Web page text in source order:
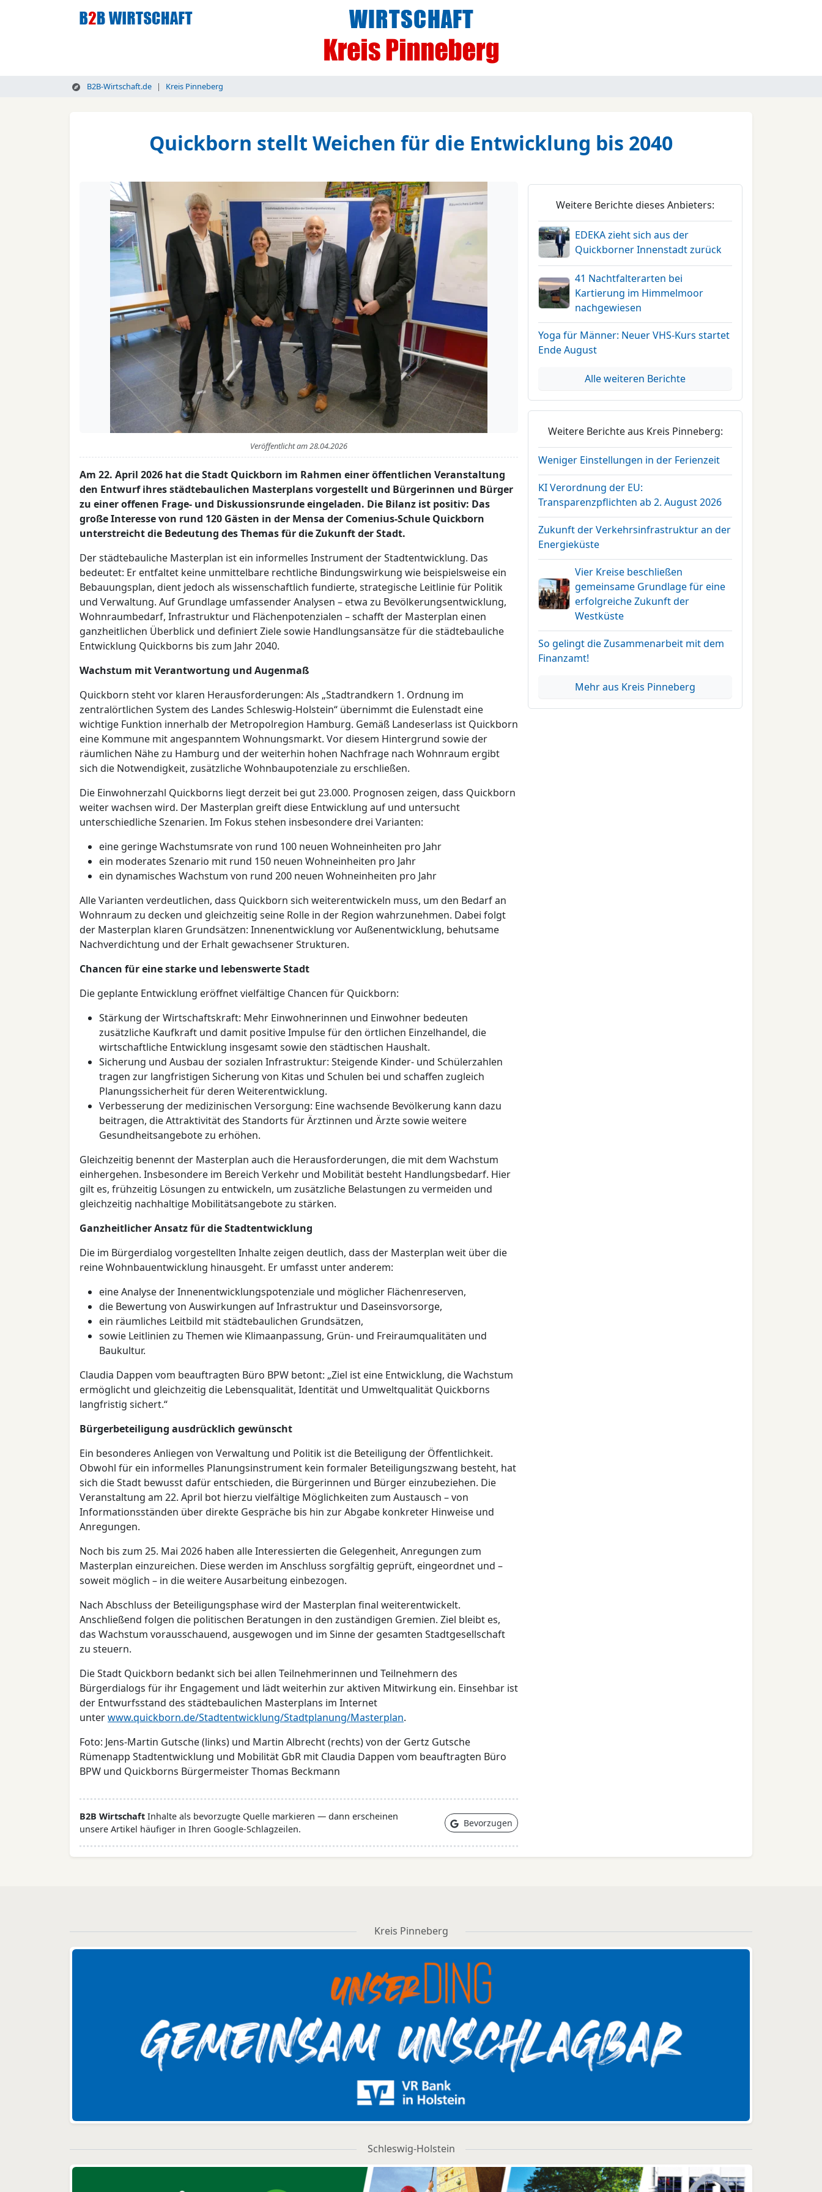
B2B-Wirtschaft.de Kreis Pinneberg
Quickborn stellt Weichen für die Entwicklung bis 2040
Veröffentlicht am28.04.2026
Am 22. April 2026 hat die Stadt Quickborn im Rahmen einer öffentlichen Veranstaltung
den Entwurf ihres städtebaulichen Masterplans vorgestellt und Bürgerinnen und Bürger
zu einer offenen Frage- und Diskussionsrunde eingeladen. Die Bilanz ist positiv: Das
große Interesse von rund 120 Gästen in der Mensa der Comenius-Schule Quickborn
unterstreicht die Bedeutung des Themas für die Zukunft der Stadt.
Der städtebauliche Masterplan ist ein informelles Instrument der Stadtentwicklung. Das
bedeutet: Er entfaltet keine unmittelbare rechtliche Bindungswirkung wie beispielsweise ein
Bebauungsplan, dient jedoch als wissenschaftlich fundierte, strategische Leitlinie für Politik
und Verwaltung. Auf Grundlage umfassender Analysen – etwa zu Bevölkerungsentwicklung,
Wohnraumbedarf, Infrastruktur und Flächenpotenzialen – schafft der Masterplan einen
ganzheitlichen Überblick und definiert Ziele sowie Handlungsansätze für die städtebauliche
Entwicklung Quickborns bis zum Jahr 2040.
Wachstum mit Verantwortung und Augenmaß
Quickborn steht vor klaren Herausforderungen: Als „Stadtrandkern 1. Ordnung im
zentralörtlichen System des Landes Schleswig-Holstein“ übernimmt die Eulenstadt eine
wichtige Funktion innerhalb der Metropolregion Hamburg. Gemäß Landeserlass ist Quickborn
eine Kommune mit angespanntem Wohnungsmarkt. Vor diesem Hintergrund sowie der
räumlichen Nähe zu Hamburg und der weiterhin hohen Nachfrage nach Wohnraum ergibt
sich die Notwendigkeit, zusätzliche Wohnbaupotenziale zu erschließen.
Die Einwohnerzahl Quickborns liegt derzeit bei gut 23.000. Prognosen zeigen, dass Quickborn
weiter wachsen wird. Der Masterplan greift diese Entwicklung auf und untersucht
unterschiedliche Szenarien. Im Fokus stehen insbesondere drei Varianten:
eine geringe Wachstumsrate von rund 100 neuen Wohneinheiten pro Jahr
ein moderates Szenario mit rund 150 neuen Wohneinheiten pro Jahr
ein dynamisches Wachstum von rund 200 neuen Wohneinheiten pro Jahr
Alle Varianten verdeutlichen, dass Quickborn sich weiterentwickeln muss, um den Bedarf an
Wohnraum zu decken und gleichzeitig seine Rolle in der Region wahrzunehmen. Dabei folgt
der Masterplan klaren Grundsätzen: Innenentwicklung vor Außenentwicklung, behutsame
Nachverdichtung und der Erhalt gewachsener Strukturen.
Chancen für eine starke und lebenswerte Stadt
Die geplante Entwicklung eröffnet vielfältige Chancen für Quickborn:
Stärkung der Wirtschaftskraft: Mehr Einwohnerinnen und Einwohner bedeuten
zusätzliche Kaufkraft und damit positive Impulse für den örtlichen Einzelhandel, die
wirtschaftliche Entwicklung insgesamt sowie den städtischen Haushalt.
Sicherung und Ausbau der sozialen Infrastruktur: Steigende Kinder- und Schülerzahlen
tragen zur langfristigen Sicherung von Kitas und Schulen bei und schaffen zugleich
Planungssicherheit für deren Weiterentwicklung.
Verbesserung der medizinischen Versorgung: Eine wachsende Bevölkerung kann dazu
beitragen, die Attraktivität des Standorts für Ärztinnen und Ärzte sowie weitere
Gesundheitsangebote zu erhöhen.
Gleichzeitig benennt der Masterplan auch die Herausforderungen, die mit dem Wachstum
einhergehen. Insbesondere im Bereich Verkehr und Mobilität besteht Handlungsbedarf. Hier
gilt es, frühzeitig Lösungen zu entwickeln, um zusätzliche Belastungen zu vermeiden und
gleichzeitig nachhaltige Mobilitätsangebote zu stärken.
Ganzheitlicher Ansatz für die Stadtentwicklung
Die im Bürgerdialog vorgestellten Inhalte zeigen deutlich, dass der Masterplan weit über die
reine Wohnbauentwicklung hinausgeht. Er umfasst unter anderem:
eine Analyse der Innenentwicklungspotenziale und möglicher Flächenreserven,
die Bewertung von Auswirkungen auf Infrastruktur und Daseinsvorsorge,
ein räumliches Leitbild mit städtebaulichen Grundsätzen,
sowie Leitlinien zu Themen wie Klimaanpassung, Grün- und Freiraumqualitäten und
Baukultur.
Claudia Dappen vom beauftragten Büro BPW betont: „Ziel ist eine Entwicklung, die Wachstum
ermöglicht und gleichzeitig die Lebensqualität, Identität und Umweltqualität Quickborns
langfristig sichert.“
Bürgerbeteiligung ausdrücklich gewünscht
Ein besonderes Anliegen von Verwaltung und Politik ist die Beteiligung der Öffentlichkeit.
Obwohl für ein informelles Planungsinstrument kein formaler Beteiligungszwang besteht, hat
sich die Stadt bewusst dafür entschieden, die Bürgerinnen und Bürger einzubeziehen. Die
Veranstaltung am 22. April bot hierzu vielfältige Möglichkeiten zum Austausch – von
Informationsständen über direkte Gespräche bis hin zur Abgabe konkreter Hinweise und
Anregungen.
Noch bis zum 25. Mai 2026 haben alle Interessierten die Gelegenheit, Anregungen zum
Masterplan einzureichen. Diese werden im Anschluss sorgfältig geprüft, eingeordnet und –
soweit möglich – in die weitere Ausarbeitung einbezogen.
Nach Abschluss der Beteiligungsphase wird der Masterplan final weiterentwickelt.
Anschließend folgen die politischen Beratungen in den zuständigen Gremien. Ziel bleibt es,
das Wachstum vorausschauend, ausgewogen und im Sinne der gesamten Stadtgesellschaft
zu steuern.
Die Stadt Quickborn bedankt sich bei allen Teilnehmerinnen und Teilnehmern des
Bürgerdialogs für ihr Engagement und lädt weiterhin zur aktiven Mitwirkung ein. Einsehbar ist
der Entwurfsstand des städtebaulichen Masterplans im Internet
unterwww.quickborn.de/Stadtentwicklung/Stadtplanung/Masterplan.
Foto: Jens-Martin Gutsche (links) und Martin Albrecht (rechts) von der Gertz Gutsche
Rümenapp Stadtentwicklung und Mobilität GbR mit Claudia Dappen vom beauftragten Büro
BPW und Quickborns Bürgermeister Thomas Beckmann
B2B Wirtschaft Inhalte als bevorzugte Quelle markieren — dann erscheinen
unsere Artikel häufiger in Ihren Google-Schlagzeilen.
Bevorzugen
Weitere Berichte dieses Anbieters:
EDEKA zieht sich aus der
Quickborner Innenstadt zurück
41 Nachtfalterarten bei
Kartierung im Himmelmoor
nachgewiesen
Yoga für Männer: Neuer VHS-Kurs startet
Ende August
Alle weiteren Berichte
Weitere Berichte aus Kreis Pinneberg:
Weniger Einstellungen in der Ferienzeit
KI Verordnung der EU:
Transparenzpflichten ab 2. August 2026
Zukunft der Verkehrsinfrastruktur an der
Energieküste
Vier Kreise beschließen
gemeinsame Grundlage für eine
erfolgreiche Zukunft der
Westküste
So gelingt die Zusammenarbeit mit dem
Finanzamt!
Mehr aus Kreis Pinneberg
Kreis Pinneberg
Schleswig-Holstein